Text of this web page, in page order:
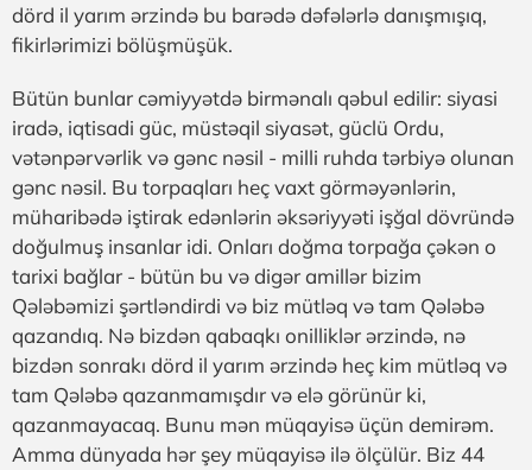
dörd il yarım ərzində bu barədə dəfələrlə danışmışıq,
fikirlərimizi bölüşmüşük.
Bütün bunlar cəmiyyətdə birmənalı qəbul edilir: siyasi
iradə, iqtisadi güc, müstəqil siyasət, güclü Ordu,
vətənpərvərlik və gənc nəsil - milli ruhda tərbiyə olunan
gənc nəsil. Bu torpaqları heç vaxt görməyənlərin,
müharibədə iştirak edənlərin əksəriyyəti işğal dövründə
doğulmuş insanlar idi. Onları doğma torpağa çəkən o
tarixi bağlar - bütün bu və digər amillər bizim
Qələbəmizi şərtləndirdi və biz mütləq və tam Qələbə
qazandıq. Nə bizdən qabaqkı onilliklər ərzində, nə
bizdən sonrakı dörd il yarım ərzində heç kim mütləq və
tam Qələbə qazanmamışdır və elə görünür ki,
qazanmayacaq. Bunu mən müqayisə üçün demirəm.
Amma dünyada hər şey müqayisə ilə ölçülür. Biz 44